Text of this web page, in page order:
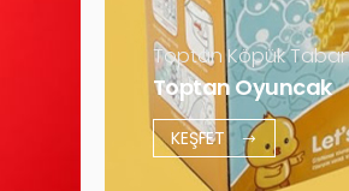
Daha Fazla
Toptan Köpük
Toptan Oyuncak
KEŞFET